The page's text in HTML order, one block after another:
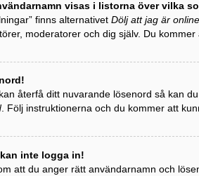
visas i listorna över vilka
finns alternativet Dölj att jag är online
moderatorer och dig själv. Du
återfå ditt nuvarande lösenord så kan
. Följ instruktionerna och du kommer att
inte logga in!
att du anger rätt användarnamn och